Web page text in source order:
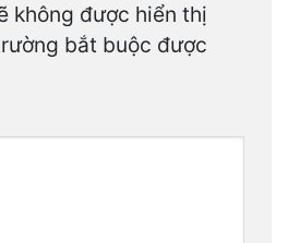
không được hiển thị
bắt buộc được